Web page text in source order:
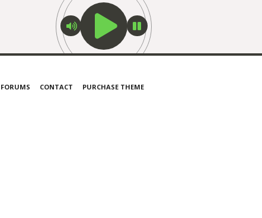
FORUMS CONTACT
PURCHASE THEME